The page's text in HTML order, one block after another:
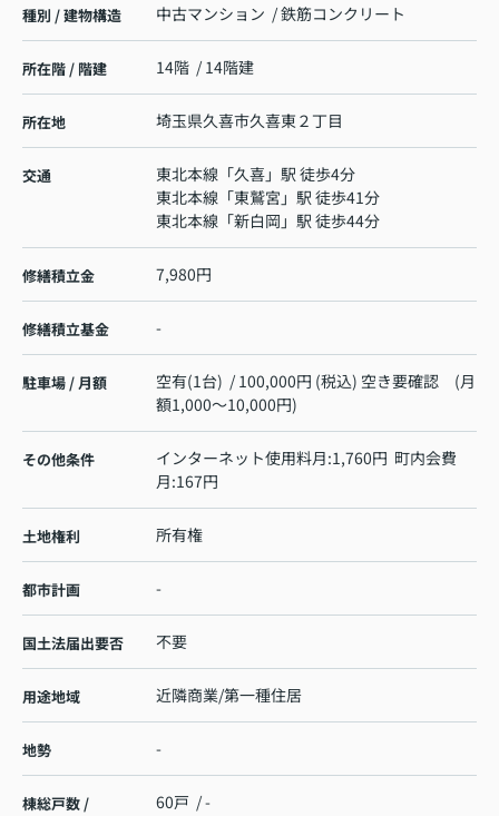
種別 / 建物構造 中古マンション / 鉄筋コンクリート
所在階 / 階建 14階 / 14階建
所在地 埼玉県久喜市久喜東 ２丁目
交通 東北本線 「久喜」駅 徒歩4分
東北本線 「東鷲宮 」駅 徒歩41分
東北本線 「新白岡 」駅 徒歩44分
修繕積立金 7,980円
修繕積立基金 -
駐車場 / 月額
空有(1台) / 100,000円 (税込) 空き要確認 (月
額1,000～10,000円)
その他条件
インターネット使用料月:1,760円 町内会費
月:167円
土地権利 所有権
都市計画 -
国土法届出要否 不要
用途地域 近隣商業/第一種住居
地勢 -
棟総戸数 /
60戸 / -